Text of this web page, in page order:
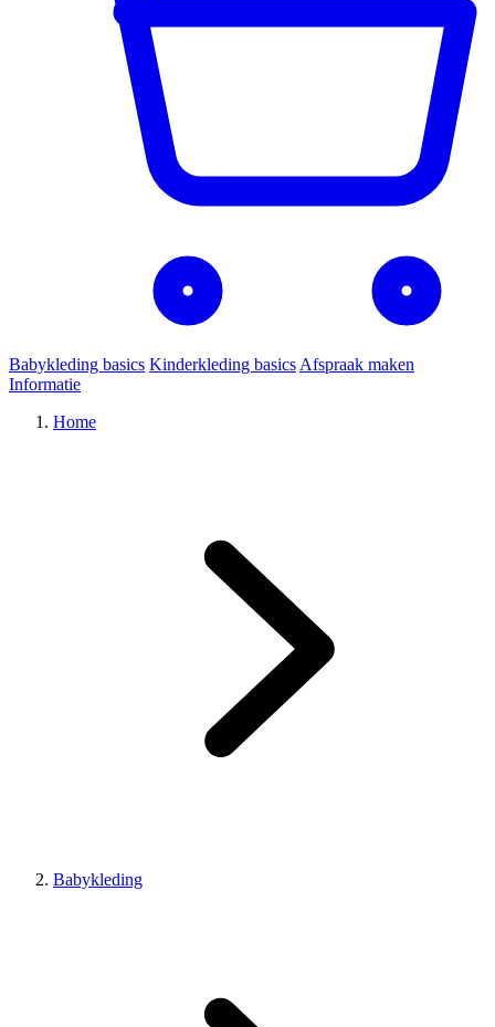
Babykleding basics Kinderkleding basics Afspraak maken
Informatie
Home
Babykleding